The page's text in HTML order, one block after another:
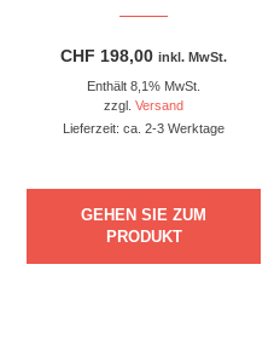
CHF 198,00 inkl. MwSt.
Enthält 8,1% MwSt.
zzgl.Versand
Lieferzeit: ca. 2-3 Werktage
GEHEN SIE ZUM
PRODUKT